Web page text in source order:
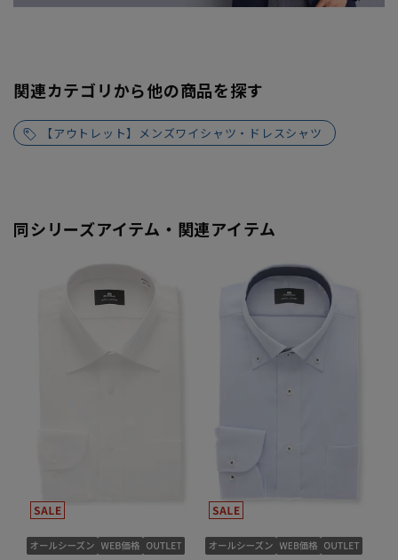
関連カテゴリから他の商品を探す
【アウトレット】メンズワイシャツ・ドレスシャツ
同シリーズアイテム・関連アイテム